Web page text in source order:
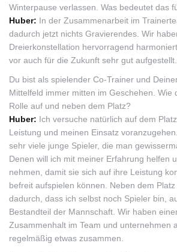
Winterpause verlassen. Was bedeutet das
Huber: In der Zusammenarbeit im
dadurch jetzt nichts Gravierendes. Wir
Dreierkonstellation hervorragend
vor auch für die Zukunft sehr gut aufgestellt.
Du bist als spielender Co-Trainer und
Mittelfeld immer mitten im Geschehen. Wie
Rolle auf und neben dem Platz?
Huber: Ich versuche natürlich auf dem
Leistung und meinen Einsatz
sehr viele junge Spieler, die man
Denen will ich mit meiner Erfahrung helfen
nehmen, damit sie sich auf ihre Leistung
befreit aufspielen können. Neben dem
dadurch, dass ich selbst noch Spieler bin,
Bestandteil der Mannschaft. Wir haben
Zusammenhalt im Team und unternehmen
regelmäßig etwas zusammen.